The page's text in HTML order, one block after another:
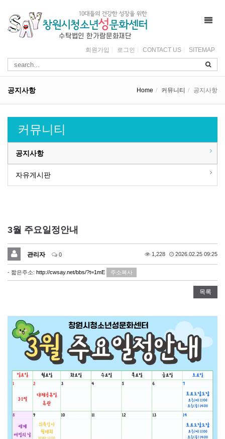
회원가입 로그인 CONTACT US SITEMAP
공지사항 Home 커뮤니티 공지사항
커뮤니티
공지사항
자유게시판
3월 주요일정안내
관리자 0 1,228 2026.02.25 09:25
- 짧은주소: http://cwsay.net/bbs/?t=1mE 주소복사
목록